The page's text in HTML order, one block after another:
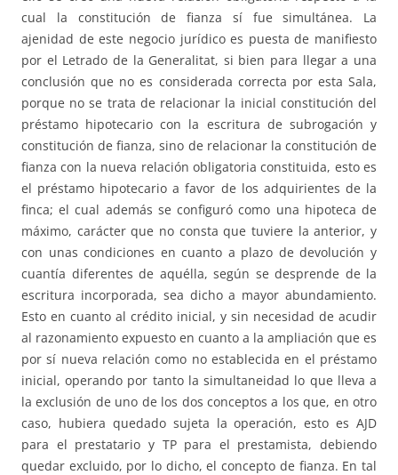
cual la constitución de fianza sí fue simultánea. La
ajenidad de este negocio jurídico es puesta de manifiesto
por el Letrado de la Generalitat, si bien para llegar a una
conclusión que no es considerada correcta por esta Sala,
porque no se trata de relacionar la inicial constitución del
préstamo hipotecario con la escritura de subrogación y
constitución de fianza, sino de relacionar la constitución de
fianza con la nueva relación obligatoria constituida, esto es
el préstamo hipotecario a favor de los adquirientes de la
finca; el cual además se configuró como una hipoteca de
máximo, carácter que no consta que tuviere la anterior, y
con unas condiciones en cuanto a plazo de devolución y
cuantía diferentes de aquélla, según se desprende de la
escritura incorporada, sea dicho a mayor abundamiento.
Esto en cuanto al crédito inicial, y sin necesidad de acudir
al razonamiento expuesto en cuanto a la ampliación que es
por sí nueva relación como no establecida en el préstamo
inicial, operando por tanto la simultaneidad lo que lleva a
la exclusión de uno de los dos conceptos a los que, en otro
caso, hubiera quedado sujeta la operación, esto es AJD
para el prestatario y TP para el prestamista, debiendo
quedar excluido, por lo dicho, el concepto de fianza. En tal